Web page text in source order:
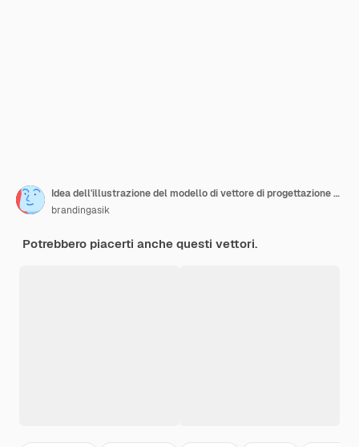
Idea dell'illustrazione del modello di vettore di progettazione di logo dell'albero di salice piatto
brandingasik
Potrebbero piacerti anche questi vettori.